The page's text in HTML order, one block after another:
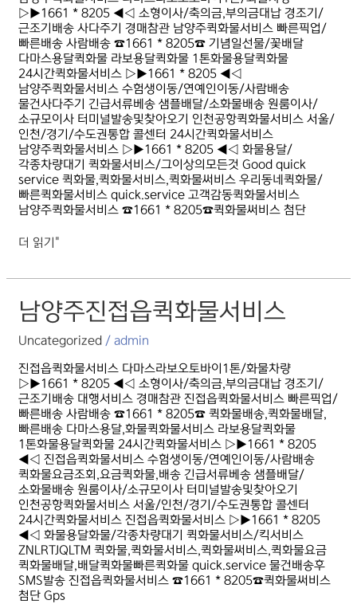
▷▶1661 * 8205 ◀◁ 소형이사/축의금,부의금대납 경조기/
근조기배송 사다주기 경매참관 남양주퀵화물서비스 빠른픽업/
빠른배송 사람배송 ☎1661 * 8205☎ 기념일선물/꽃배달
다마스용달퀵화물 라보용달퀵화물 1톤화물용달퀵화물
24시간퀵화물서비스 ▷▶1661 * 8205 ◀◁
남양주퀵화물서비스 수험생이동/연예인이동/사람배송
물건사다주기 긴급서류베송 샘플배달/소화물배송 원룸이사/
소규모이사 터미널발송및찾아오기 인천공항퀵화물서비스 서울/
인천/경기/수도권통합 콜센터 24시간퀵화물서비스
남양주퀵화물서비스 ▷▶1661 * 8205 ◀◁ 화물용달/
각종차량대기 퀵화물서비스/그이상의모든것 Good quick
service 퀵화물,퀵화물서비스,퀵화물써비스 우리동네퀵화물/
빠른퀵화물서비스 quick.service 고객감동퀵화물서비스
남양주퀵화물서비스 ☎1661 * 8205☎퀵화물써비스 첨단
더 읽기"
남양주진접읍퀵화물서비스
Uncategorized /admin
진접읍퀵화물서비스 다마스라보오토바이1톤/화물차량
▷▶1661 * 8205 ◀◁ 소형이사/축의금,부의금대납 경조기/
근조기배송 대행서비스 경매참관 진접읍퀵화물서비스 빠른픽업/
빠른배송 사람배송 ☎1661 * 8205☎ 퀵화물배송,퀵화물배달,
빠른배송 다마스용달,화물퀵화물서비스 라보용달퀵화물
1톤화물용달퀵화물 24시간퀵화물서비스 ▷▶1661 * 8205
◀◁ 진접읍퀵화물서비스 수험생이동/연예인이동/사람배송
퀵화물요금조회,요금퀵화물,배송 긴급서류베송 샘플배달/
소화물배송 원룸이사/소규모이사 터미널발송및찾아오기
인천공항퀵화물서비스 서울/인천/경기/수도권통합 콜센터
24시간퀵화물서비스 진접읍퀵화물서비스 ▷▶1661 * 8205
◀◁ 화물용달화물/각종차량대기 퀵화물서비스/킥서비스
ZNLRTJQLTM 퀵화물,퀵화물서비스,퀵화물써비스,퀵화물요금
퀵화물배달,배달퀵화물빠른퀵화물 quick.service 물건배송후
SMS발송 진접읍퀵화물서비스 ☎1661 * 8205☎퀵화물써비스
첨단 Gps
남양주진접읍퀵화물서비스